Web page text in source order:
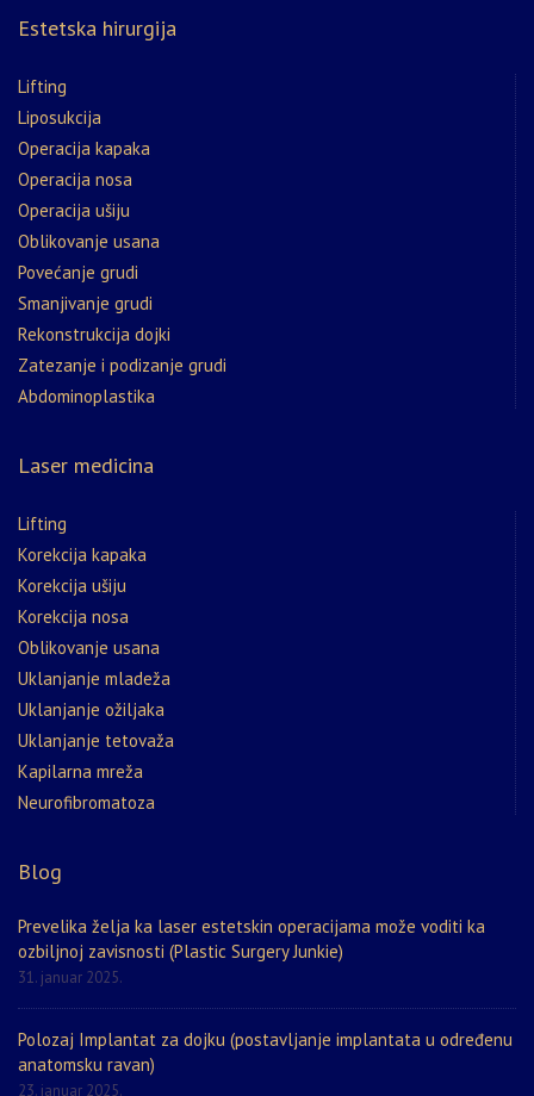
Estetska hirurgija
Lifting
Liposukcija
Operacija kapaka
Operacija nosa
Operacija ušiju
Oblikovanje usana
Povećanje grudi
Smanjivanje grudi
Rekonstrukcija dojki
Zatezanje i podizanje grudi
Abdominoplastika
Laser medicina
Lifting
Korekcija kapaka
Korekcija ušiju
Korekcija nosa
Oblikovanje usana
Uklanjanje mladeža
Uklanjanje ožiljaka
Uklanjanje tetovaža
Kapilarna mreža
Neurofibromatoza
Blog
Prevelika želja ka laser estetskin operacijama može voditi ka
ozbiljnoj zavisnosti (Plastic Surgery Junkie)
31. januar 2025.
Polozaj Implantat za dojku (postavljanje implantata u određenu
anatomsku ravan)
23. januar 2025.